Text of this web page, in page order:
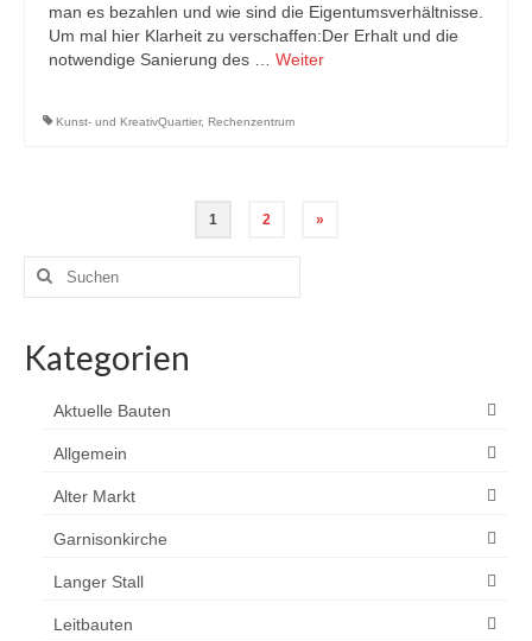
man es bezahlen und wie sind die Eigentumsverhältnisse.
Um mal hier Klarheit zu verschaffen:Der Erhalt und die
notwendige Sanierung des … Weiter
Kunst- und KreativQuartier, Rechenzentrum
Seitennummerierung
der
Beiträge
1 2 »
Suchen
Kategorien
Aktuelle Bauten
Allgemein
Alter Markt
Garnisonkirche
Langer Stall
Leitbauten